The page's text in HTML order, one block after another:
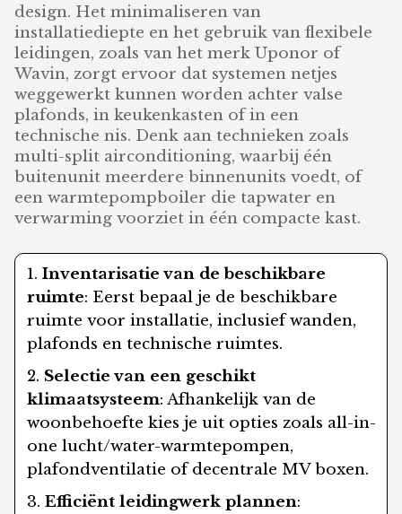
design. Het minimaliseren van
installatiediepte en het gebruik van flexibele
leidingen, zoals van het merk Uponor of
Wavin, zorgt ervoor dat systemen netjes
weggewerkt kunnen worden achter valse
plafonds, in keukenkasten of in een
technische nis. Denk aan technieken zoals
multi-split airconditioning, waarbij één
buitenunit meerdere binnenunits voedt, of
een warmtepompboiler die tapwater en
verwarming voorziet in één compacte kast.
Inventarisatie van de beschikbare
ruimte: Eerst bepaal je de beschikbare
ruimte voor installatie, inclusief wanden,
plafonds en technische ruimtes.
Selectie van een geschikt
klimaatsysteem: Afhankelijk van de
woonbehoefte kies je uit opties zoals all-in-
one lucht/water-warmtepompen,
plafondventilatie of decentrale MV boxen.
Efficiënt leidingwerk plannen: